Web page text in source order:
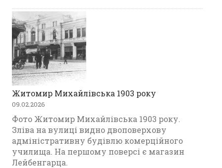
Житомир Михайлівська 1903 року
09.02.2026
Фото Житомир Михайлівська 1903 року.
Зліва на вулиці видно двоповерхову
адміністративну будівлю комерційного
училища. На першому поверсі є магазин
Лейбенгарца.